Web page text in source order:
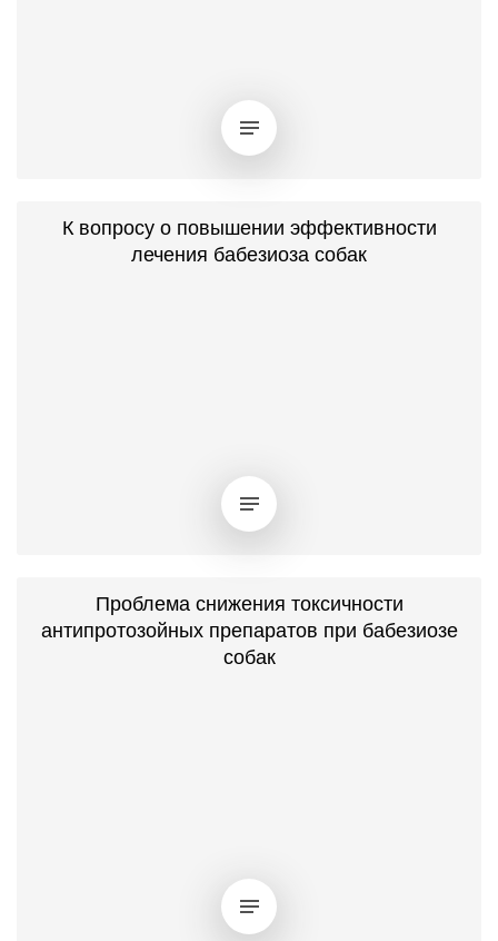
К вопросу о повышении эффективности
лечения бабезиоза собак
Проблема снижения токсичности
антипротозойных препаратов при бабезиозе
собак